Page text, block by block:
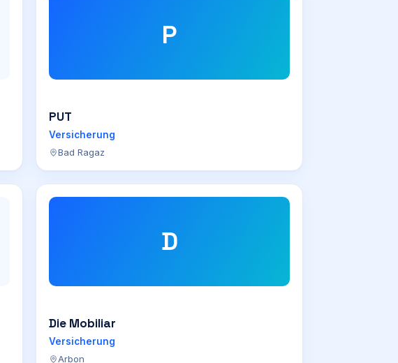
P
PUT
Versicherung
Bad Ragaz
D
Die Mobiliar
Versicherung
Arbon